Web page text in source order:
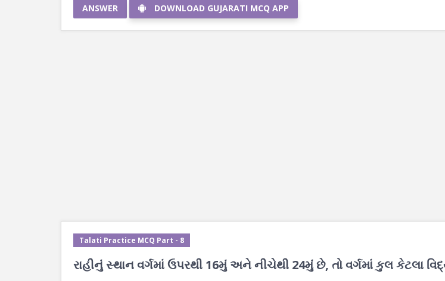
ANSWER DOWNLOAD GUJARATI MCQ APP
Talati Practice MCQ Part - 8
રાહીનું સ્થાન વર્ગમાં ઉપરથી 16મું અને નીચેથી 24મું છે, તો વર્ગમાં કુલ કેટલા